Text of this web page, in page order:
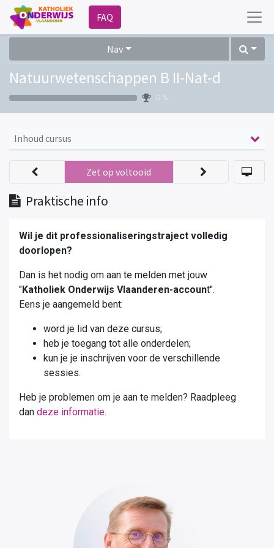
FAQ
Nav
Natuurwetenschappen B II-Nat-d
0 %
Inhoud cursus
Praktische info
Zet op voltooid
Wil je dit professionaliseringstraject volledig
doorlopen?
Dan is het nodig om aan te melden met jouw
"Katholiek Onderwijs Vlaanderen-account".
Eens je aangemeld bent:
word je lid van deze cursus;
heb je toegang tot alle onderdelen;
kun je je inschrijven voor de verschillende
sessies.
Heb je problemen om je aan te melden? Raadpleeg
dan deze informatie.